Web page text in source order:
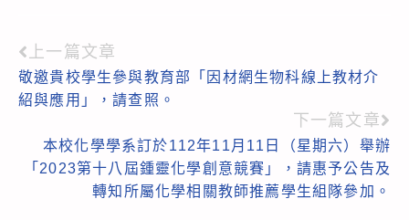
Read
more
上一篇文章
敬邀貴校學生參與教育部「因材網生物科線上教材介
紹與應用」，請查照。
下一篇文章
本校化學學系訂於112年11月11日（星期六）舉辦
「2023第十八屆鍾靈化學創意競賽」，請惠予公告及
轉知所屬化學相關教師推薦學生組隊參加。